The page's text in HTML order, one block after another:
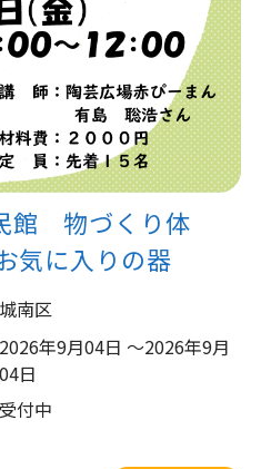
館 物づくり体
に入りの器
城南区
2026年9月04日 ～2026年9月
04日
受付中